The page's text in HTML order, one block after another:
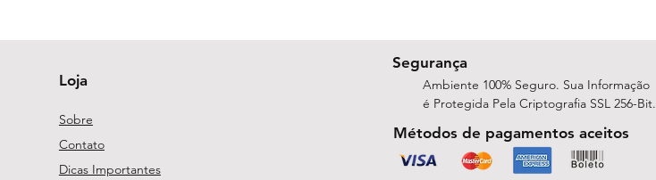
Loja
Sobre
Contato
Dicas Importantes
Segurança
Ambiente 100% Seguro. Sua Informação
é Protegida Pela Criptografia SSL 256-Bit.
Métodos de pagamentos aceitos